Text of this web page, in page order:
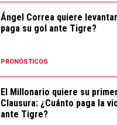
Ángel Correa quiere
paga su gol ante Tigre?
PRONÓSTICOS
El Millonario quiere su
Clausura: ¿Cuánto paga la
ante Tigre?